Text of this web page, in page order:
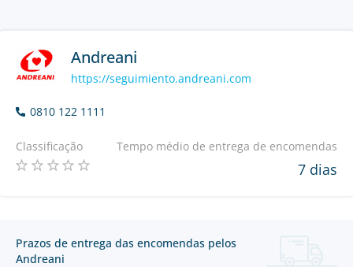
Andreani
https://seguimiento.andreani.com
0810 122 1111
Classificação Tempo médio de entrega de encomendas
7 dias
Prazos de entrega das encomendas pelos
Andreani